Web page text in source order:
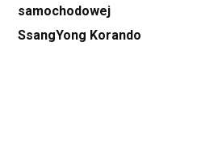
samochodowej
SsangYong Korando